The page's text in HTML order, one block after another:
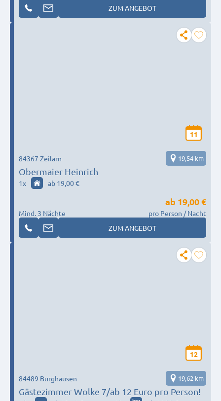
ZUM ANGEBOT
11
Obermaier Heinrich
84367 Zeilarn 19,54 km
1x ab 19,00 €
Mind. 3 Nächte
ab 19,00 €
pro Person / Nacht
ZUM ANGEBOT
12
Gästezimmer Wolke 7/ab 12 Euro pro Person!
84489 Burghausen 19,62 km